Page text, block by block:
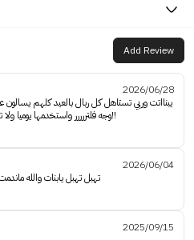
Add Review
2026/06/28
يبنااتت وربي تستاهل كل ربال بالعيد كلهم يسالون
وجه فلتررررر واستخدمها يوميا ولا تخلي الميكب كيكييي حتى لو م رطبتوا بعدها!!
2026/06/04
تهبل تهبل يابنات والله
2025/09/15